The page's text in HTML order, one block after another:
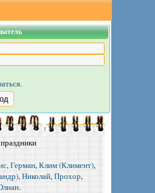
,Герман,Клим (Климент),
,Николай,Прохор,
.